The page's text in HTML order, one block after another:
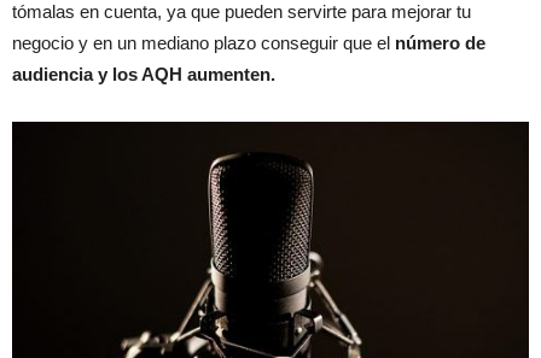
tómalas en cuenta, ya que pueden servirte para mejorar tu
negocio y en un mediano plazo conseguir que el número de
audiencia y los AQH aumenten.